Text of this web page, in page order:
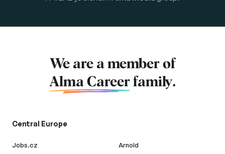
We are a member of
Alma Career family.
Central Europe
Jobs.cz
Arnold